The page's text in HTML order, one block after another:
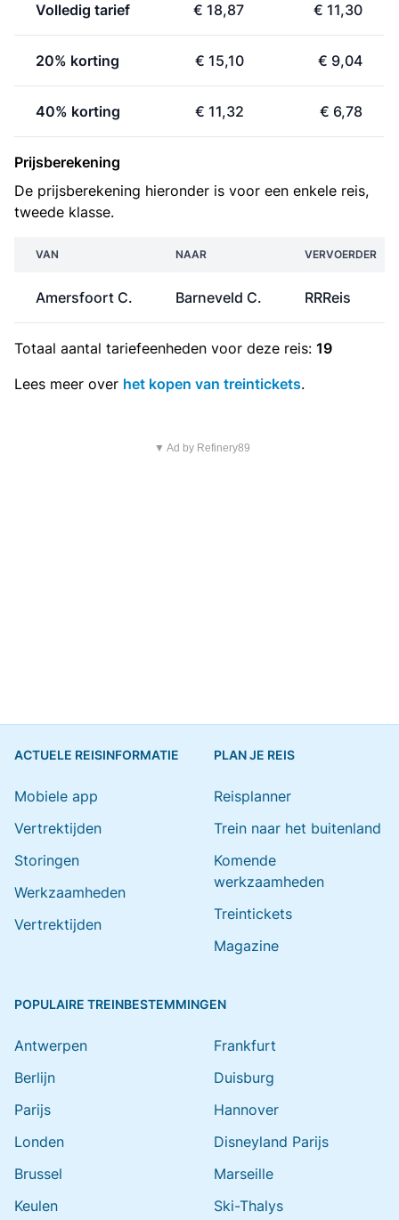
Volledig tarief € 18,87 € 11,30
20% korting € 15,10 € 9,04
40% korting € 11,32 € 6,78
Prijsberekening
De prijsberekening hieronder is voor een enkele reis,
tweede klasse.
VAN NAAR VERVOERDER
Amersfoort C. Barneveld C. RRReis
Totaal aantal tariefeenheden voor deze reis: 19
Lees meer over het kopen van treintickets.
▼ Ad by Refinery89
ACTUELE REISINFORMATIE
Mobiele app
Vertrektijden
Storingen
Werkzaamheden
Vertrektijden
PLAN JE REIS
Reisplanner
Trein naar het buitenland
Komende
werkzaamheden
Treintickets
Magazine
POPULAIRE TREINBESTEMMINGEN
Antwerpen
Berlijn
Parijs
Londen
Brussel
Keulen
Frankfurt
Duisburg
Hannover
Disneyland Parijs
Marseille
Ski-Thalys